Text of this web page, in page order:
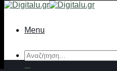
Menu
Αναζήτηση
για: